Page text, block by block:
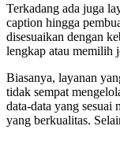
Terkadang ada juga
caption hingga
disesuaikan dengan
lengkap atau memilih
Biasanya, layanan
tidak sempat
data-data yang sesuai
yang berkualitas.